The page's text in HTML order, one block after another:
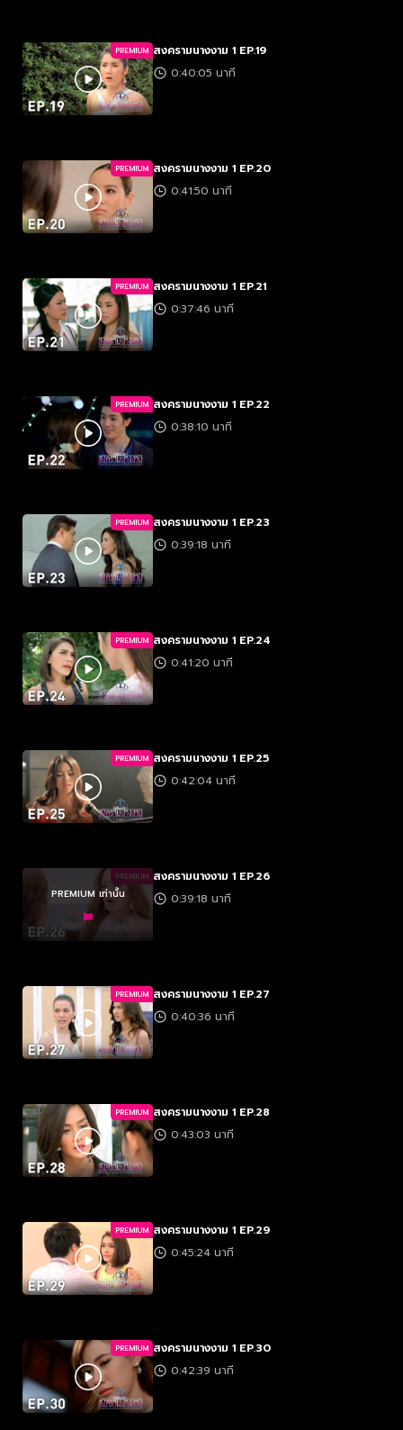
PREMIUM สงครามนางงาม 1 EP.19
0:40:05 นาที
PREMIUM สงครามนางงาม 1 EP.20
0:41:50 นาที
PREMIUM สงครามนางงาม 1 EP.21
0:37:46 นาที
PREMIUM สงครามนางงาม 1 EP.22
0:38:10 นาที
PREMIUM สงครามนางงาม 1 EP.23
0:39:18 นาที
PREMIUM สงครามนางงาม 1 EP.24
0:41:20 นาที
PREMIUM สงครามนางงาม 1 EP.25
0:42:04 นาที
PREMIUM
PREMIUM เท่านั้น
สงครามนางงาม 1 EP.26
0:39:18 นาที
PREMIUM สงครามนางงาม 1 EP.27
0:40:36 นาที
PREMIUM สงครามนางงาม 1 EP.28
0:43:03 นาที
PREMIUM สงครามนางงาม 1 EP.29
0:45:24 นาที
PREMIUM สงครามนางงาม 1 EP.30
0:42:39 นาที